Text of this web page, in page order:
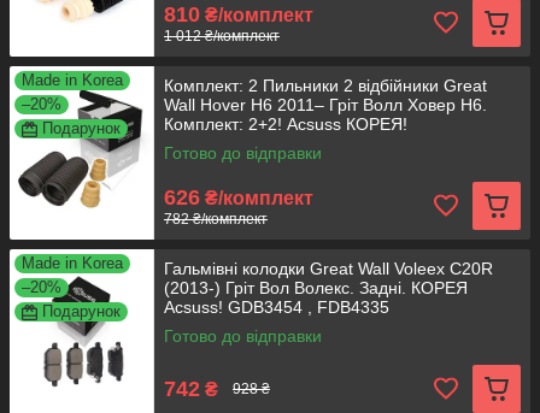
810 ₴/комплект
1 012 ₴/комплект
Made in Korea
–20%
Подарунок
Комплект: 2 Пильники 2 відбійники Great
Wall Hover H6 2011– Гріт Волл Ховер H6.
Комплект: 2+2! Acsuss КОРЕЯ!
Готово до відправки
626 ₴/комплект
782 ₴/комплект
Made in Korea
–20%
Подарунок
Гальмівні колодки Great Wall Voleex C20R
(2013-) Гріт Вол Волекс. Задні. КОРЕЯ
Acsuss! GDB3454 , FDB4335
Готово до відправки
742 ₴ 928 ₴